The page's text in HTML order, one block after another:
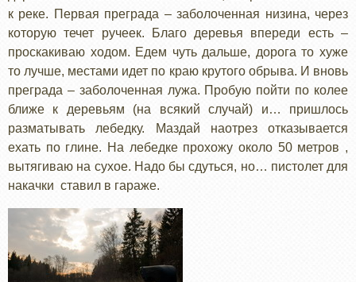
к реке. Первая преграда – заболоченная низина, через
которую течет ручеек. Благо деревья впереди есть –
проскакиваю ходом. Едем чуть дальше, дорога то хуже
то лучше, местами идет по краю крутого обрыва. И вновь
преграда – заболоченная лужа. Пробую пойти по колее
ближе к деревьям (на всякий случай) и… пришлось
разматывать лебедку. Маздай наотрез отказывается
ехать по глине. На лебедке прохожу около 50 метров ,
вытягиваю на сухое. Надо бы сдуться, но… пистолет для
накачки ставил в гараже.